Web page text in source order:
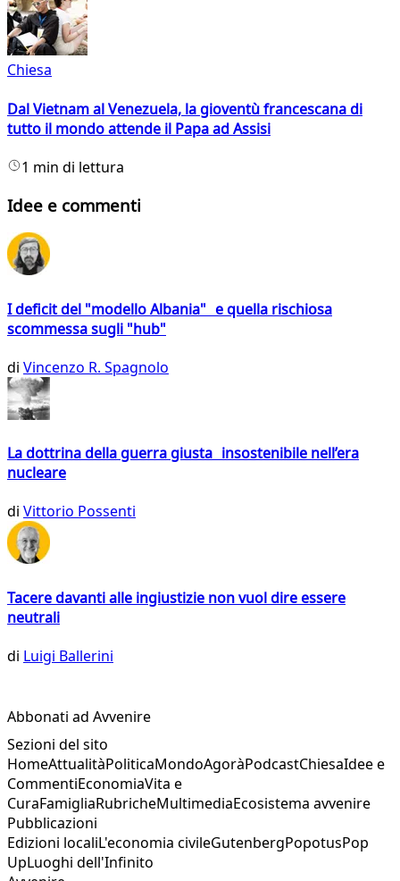
Chiesa
Dal Vietnam al Venezuela, la gioventù francescana di
tutto il mondo attende il Papa ad Assisi
1 min di lettura
Idee e commenti
I deficit del "modello Albania" e quella rischiosa
scommessa sugli "hub"
di Vincenzo R. Spagnolo
La dottrina della guerra giusta insostenibile nell’era
nucleare
di Vittorio Possenti
Tacere davanti alle ingiustizie non vuol dire essere
neutrali
di Luigi Ballerini
Abbonati ad Avvenire
Sezioni del sito
HomeAttualitàPoliticaMondoAgoràPodcastChiesaIdee e
CommentiEconomiaVita e
CuraFamigliaRubricheMultimediaEcosistema avvenire
Pubblicazioni
Edizioni localiL'economia civileGutenbergPopotusPop
UpLuoghi dell'Infinito